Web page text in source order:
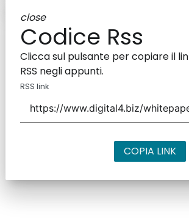
close
Codice Rss
Clicca sul pulsante per copiare il
RSS negli appunti.
RSS link
COPIA LINK